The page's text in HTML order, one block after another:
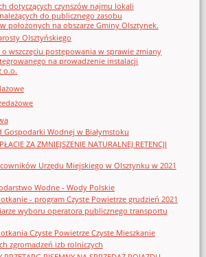
dotyczących czynszów najmu lokali
do publicznego zasobu
położonych na obszarze Gminy Olsztynek.
Olsztyńskiego
wszczęciu postępowania w sprawie zmiany
na prowadzenie instalacji
o.o.
Gospodarki Wodnej w Białymstoku
ZA ZMNIEJSZENIE NATURALNEJ RETENCJI
Urzędu Miejskiego w Olsztynku w 2021
Wodne - Wody Polskie
- program Czyste Powietrze grudzień 2021
wyboru operatora publicznego transportu
Czyste Powietrze Czyste Mieszkanie
zgromadzeń izb rolniczych